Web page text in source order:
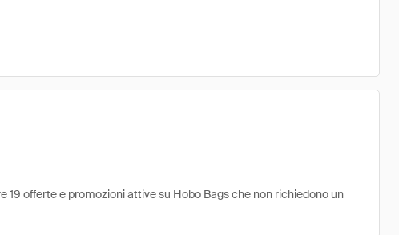
19 offerte e promozioni attive su Hobo Bags che non richiedono un